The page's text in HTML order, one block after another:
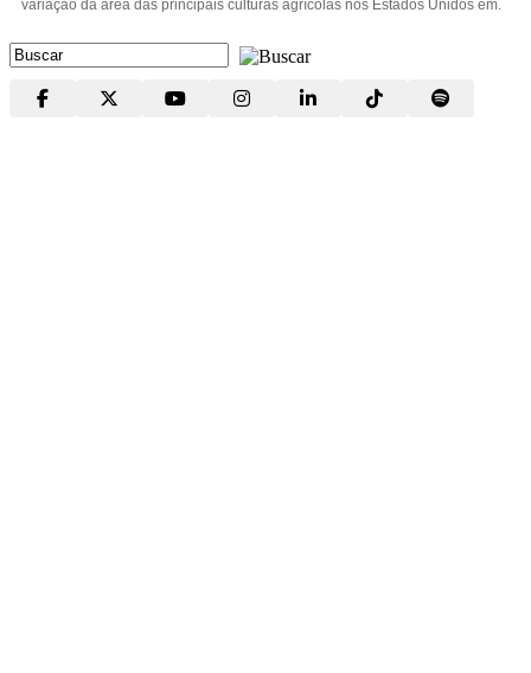
variação da área das principais culturas agrícolas nos Estados Unidos em.